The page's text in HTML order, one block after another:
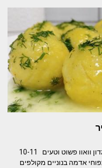
כדורי פירה ברוטב חמאה ושמיר- נועם זיגדון וואוו פשוט וטעים 10-11
לתערובת הפירה המצרכים – 2 תפוחי אדמה בנוניים מקולפים